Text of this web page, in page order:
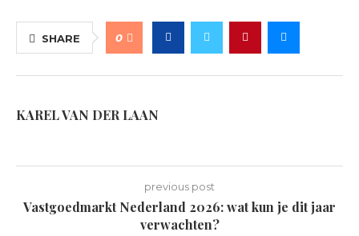
SHARE 0
KAREL VAN DER LAAN
previous post
Vastgoedmarkt Nederland 2026: wat kun je dit jaar
verwachten?